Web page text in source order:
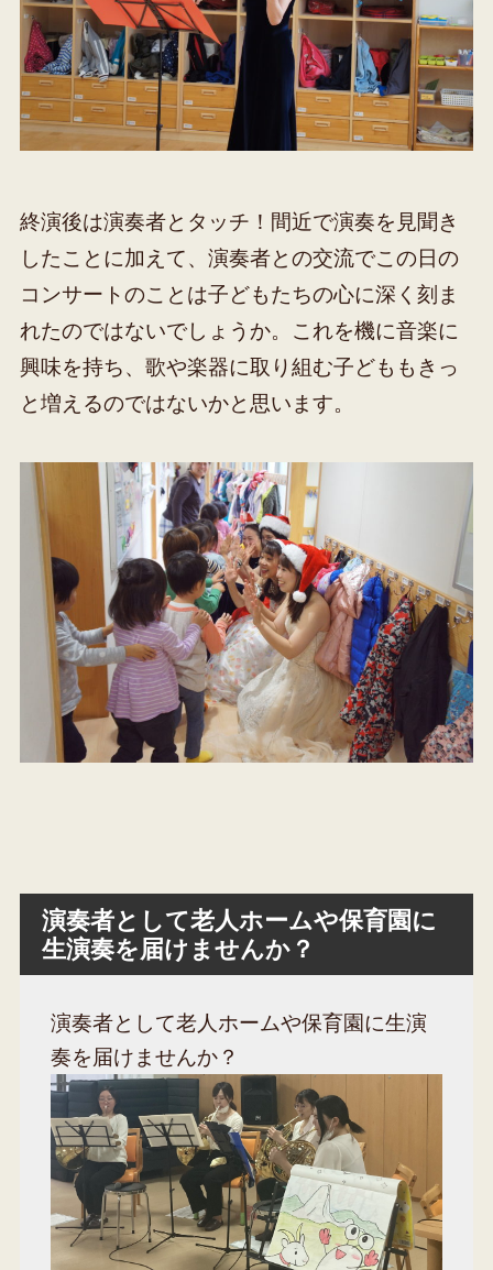
終演後は演奏者とタッチ！間近で演奏を見聞き
したことに加えて、演奏者との交流でこの日の
コンサートのことは子どもたちの心に深く刻ま
れたのではないでしょうか。これを機に音楽に
興味を持ち、歌や楽器に取り組む子どももきっ
と増えるのではないかと思います。
演奏者として老人ホームや保育園に
生演奏を届けませんか？
演奏者として老人ホームや保育園に生演
奏を届けませんか？